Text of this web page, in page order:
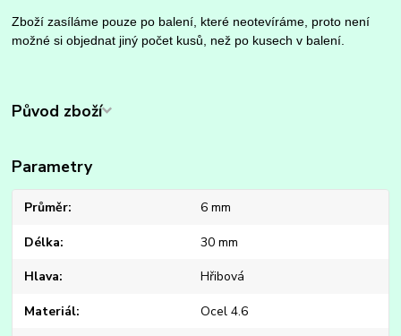
Zboží zasíláme pouze po balení, které neotevíráme, proto není
možné si objednat jiný počet kusů, než po kusech v balení.
Původ zboží
Parametry
Průměr 6 mm
Délka 30 mm
Hlava Hřibová
Materiál Ocel 4.6